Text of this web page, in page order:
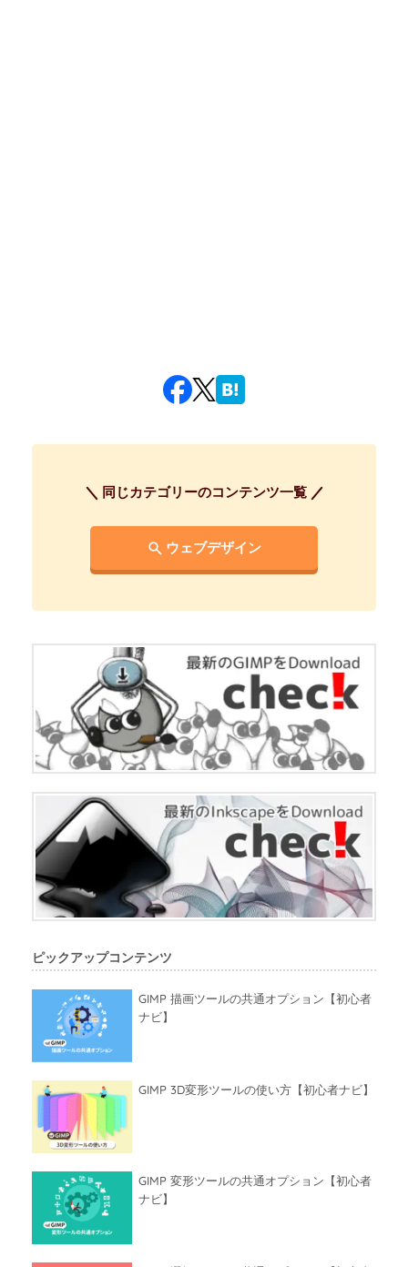
同じカテゴリーのコンテンツ一覧
ウェブデザイン
ピックアップコンテンツ
GIMP 描画ツールの共通オプション【初心者
ナビ】
GIMP 3D変形ツールの使い方【初心者ナビ】
GIMP 変形ツールの共通オプション【初心者
ナビ】